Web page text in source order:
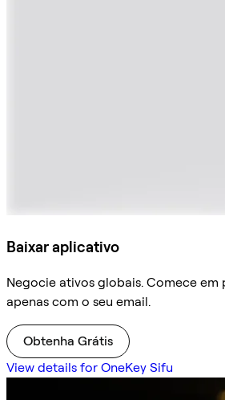
Baixar aplicativo
Negocie ativos globais. Comece em
apenas com o seu email.
Obtenha Grátis
View details for OneKey Sifu